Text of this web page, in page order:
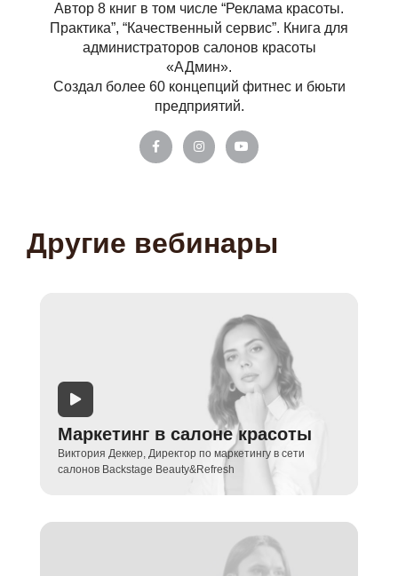
Автор 8 книг в том числе “Реклама красоты.
Практика”, “Качественный сервис”. Книга для
администраторов салонов красоты
«АДмин».
Создал более 60 концепций фитнес и бюьти
предприятий.
Другие вебинары
Маркетинг в салоне красоты
Виктория Деккер, Директор по маркетингу в сети
салонов Backstage Beauty&Refresh